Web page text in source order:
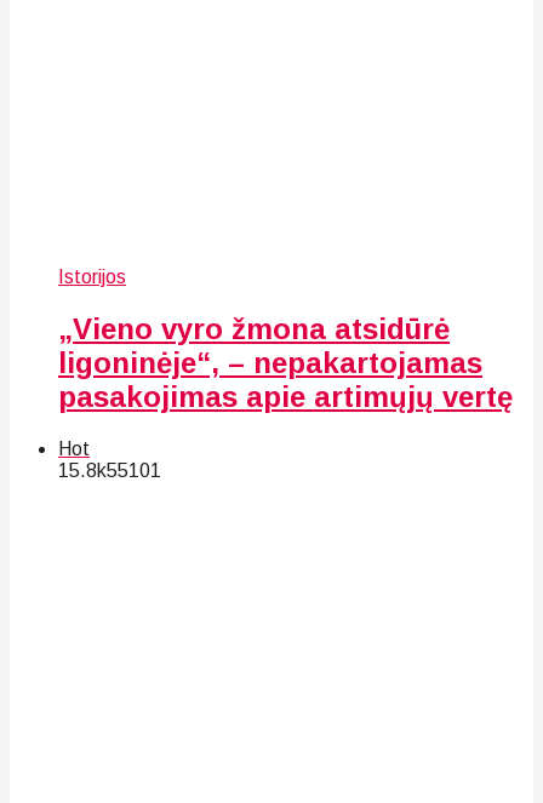
Istorijos
„Vieno vyro žmona atsidūrė
ligoninėje“, – nepakartojamas
pasakojimas apie artimųjų vertę
Hot
15.8k55101